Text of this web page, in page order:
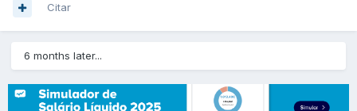
Citar
6 months later...